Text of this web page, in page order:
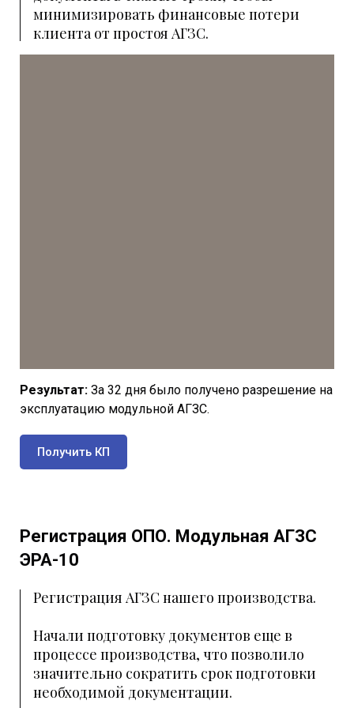
минимизировать финансовые потери
клиента от простоя АГЗС.
Результат: За 32 дня было получено разрешение на
эксплуатацию модульной АГЗС.
Получить КП
Регистрация ОПО. Модульная АГЗС
ЭРА-10
Регистрация АГЗС нашего производства.
Начали подготовку документов еще в
процессе производства, что позволило
значительно сократить срок подготовки
необходимой документации.